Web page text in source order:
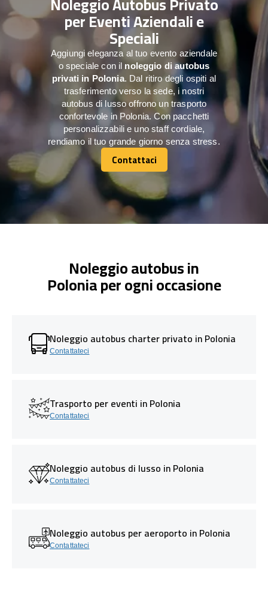
per Eventi Aziendali e
Speciali
Aggiungi eleganza al tuo evento aziendale
o speciale con il noleggio di autobus
privati in Polonia. Dal ritiro degli ospiti al
trasferimento verso la sede, i nostri
autobus di lusso offrono un trasporto
confortevole in Polonia. Con pacchetti
personalizzabili e uno staff cordiale,
rendiamo il tuo grande giorno senza stress.
Contattaci
Contattaci
Noleggio autobus in
Polonia per ogni occasione
Noleggio autobus charter privato in Polonia
Contattateci
Trasporto per eventi in Polonia
Contattateci
Noleggio autobus di lusso in Polonia
Contattateci
Noleggio autobus per aeroporto in Polonia
Contattateci